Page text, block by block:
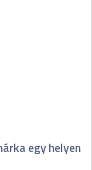
egy helyen